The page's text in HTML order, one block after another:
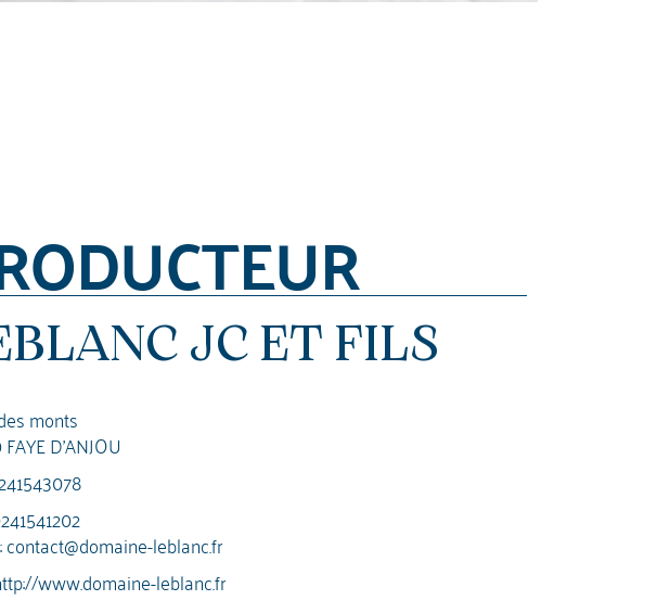
JC ET FILS
monts
D'ANJOU
contact@domaine-leblanc.fr
www.domaine-leblanc.fr